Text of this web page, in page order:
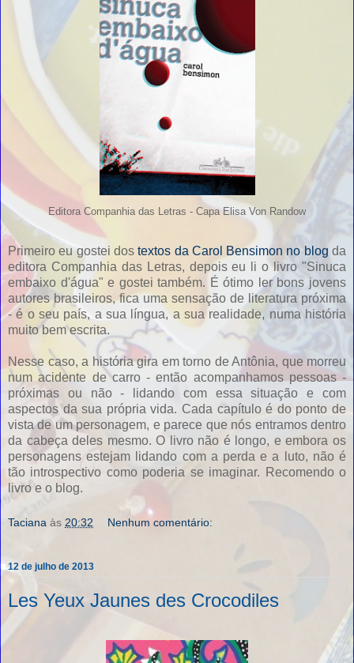
Editora Companhia das Letras - Capa Elisa Von Randow
Primeiro eu gostei dostextos da Carol Bensimon no blog da
editora Companhia das Letras, depois eu li o livro "Sinuca
embaixo d'água" e gostei também. É ótimo ler bons jovens
autores brasileiros, fica uma sensação de literatura próxima
- é o seu país, a sua língua, a sua realidade, numa história
muito bem escrita.
Nesse caso, a história gira em torno de Antônia, que morreu
num acidente de carro - então acompanhamos pessoas -
próximas ou não - lidando com essa situação e com
aspectos da sua própria vida. Cada capítulo é do ponto de
vista de um personagem, e parece que nós entramos dentro
da cabeça deles mesmo. O livro não é longo, e embora os
personagens estejam lidando com a perda e a luto, não é
tão introspectivo como poderia se imaginar. Recomendo o
livro e o blog.
Taciana às 20:32 Nenhum comentário:
12 de julho de 2013
Les Yeux Jaunes des Crocodiles